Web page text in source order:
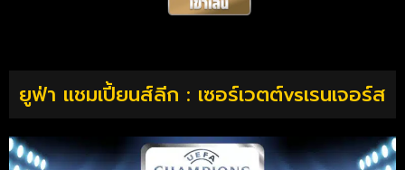
ยูฟ่า แชมเปี้ยนส์ลีก : เซอร์เวตต์vsเรนเจอร์ส